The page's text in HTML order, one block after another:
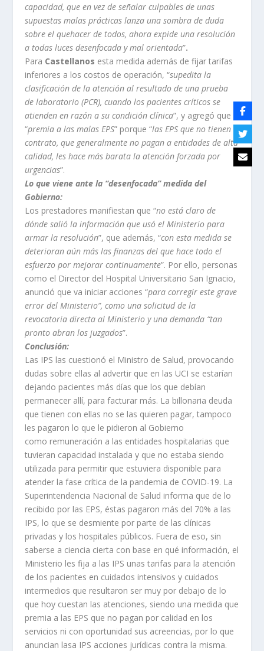
capacidad, que en vez de señalar culpables de unas
supuestas malas prácticas lanza una sombra de duda
sobre el quehacer de todos, ahora expide una resolución
a todas luces desenfocada y mal orientada”.
Para Castellanos esta medida además de fijar tarifas
inferiores a los costos de operación, “supedita la
clasificación de la atención al resultado de una prueba
de laboratorio (PCR), cuando los pacientes críticos se
atienden en razón a su condición clínica”, y agregó que
“premia a las malas EPS” porque “las EPS que no tienen
contrato, que generalmente no pagan a entidades de alta
calidad, les hace más barata la atención forzada por
urgencias”.
Lo que viene ante la “desenfocada” medida del
Gobierno:
Los prestadores manifiestan que “no está claro de
dónde salió la información que usó el Ministerio para
armar la resolución”, que además, “con esta medida se
deterioran aún más las finanzas del que hace todo el
esfuerzo por mejorar continuamente”. Por ello, personas
como el Director del Hospital Universitario San Ignacio,
anunció que va iniciar acciones “para corregir este grave
error del Ministerio”, como una solicitud de la
revocatoria directa al Ministerio y una demanda “tan
pronto abran los juzgados”.
Conclusión:
Las IPS las cuestionó el Ministro de Salud, provocando
dudas sobre ellas al advertir que en las UCI se estarían
dejando pacientes más días que los que debían
permanecer allí, para facturar más. La billonaria deuda
que tienen con ellas no se las quieren pagar, tampoco
les pagaron lo que le pidieron al Gobierno
como remuneración a las entidades hospitalarias que
tuvieran capacidad instalada y que no estaba siendo
utilizada para permitir que estuviera disponible para
atender la fase crítica de la pandemia de COVID-19. La
Superintendencia Nacional de Salud informa que de lo
recibido por las EPS, éstas pagaron más del 70% a las
IPS, lo que se desmiente por parte de las clínicas
privadas y los hospitales públicos. Fuera de eso, sin
saberse a ciencia cierta con base en qué información, el
Ministerio les fija a las IPS unas tarifas para la atención
de los pacientes en cuidados intensivos y cuidados
intermedios que resultaron ser muy por debajo de lo
que hoy cuestan las atenciones, siendo una medida que
premia a las EPS que no pagan por calidad en los
servicios ni con oportunidad sus acreencias, por lo que
anuncian lasa IPS acciones jurídicas contra la misma.